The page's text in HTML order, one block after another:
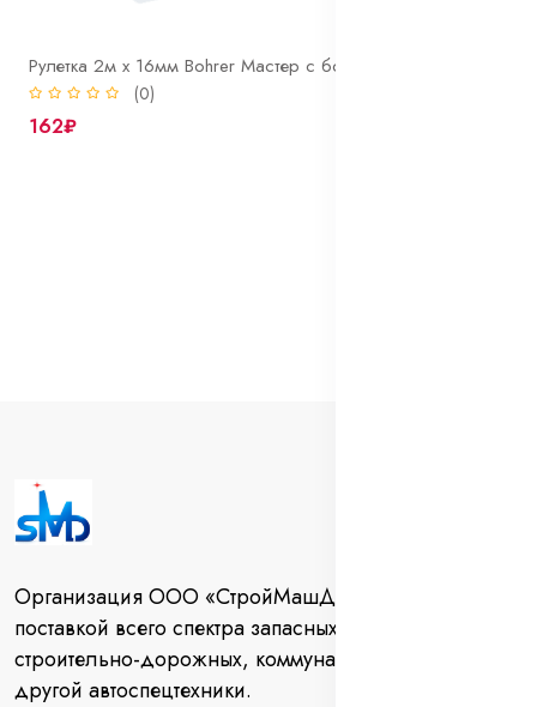
(0)
162₽
Организация ООО «СтройМашДеталь» занимается
поставкой всего спектра запасных частей для
строительно-дорожных, коммунальных машин и
другой автоспецтехники.